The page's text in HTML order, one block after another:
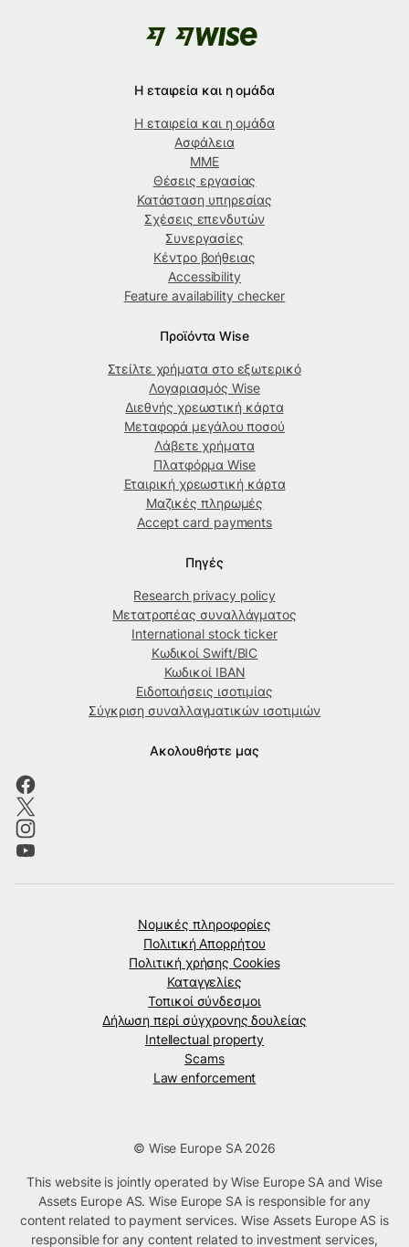
Η εταιρεία και η ομάδα
Η εταιρεία και η ομάδα
Ασφάλεια
ΜΜΕ
Θέσεις εργασίας
Κατάσταση υπηρεσίας
Σχέσεις επενδυτών
Συνεργασίες
Κέντρο βοήθειας
Accessibility
Feature availability checker
Προϊόντα Wise
Στείλτε χρήματα στο εξωτερικό
Λογαριασμός Wise
Διεθνής χρεωστική κάρτα
Μεταφορά μεγάλου ποσού
Λάβετε χρήματα
Πλατφόρμα Wise
Εταιρική χρεωστική κάρτα
Μαζικές πληρωμές
Accept card payments
Πηγές
Research privacy policy
Μετατροπέας συναλλάγματος
International stock ticker
Κωδικοί Swift/BIC
Κωδικοί IBAN
Ειδοποιήσεις ισοτιμίας
Σύγκριση συναλλαγματικών ισοτιμιών
Ακολουθήστε μας
Νομικές πληροφορίες
Πολιτική Απορρήτου
Πολιτική χρήσης Cookies
Καταγγελίες
Τοπικοί σύνδεσμοι
Δήλωση περί σύγχρονης δουλείας
Intellectual property
Scams
Law enforcement
© Wise Europe SA 2026
This website is jointly operated by Wise Europe SA and Wise
Assets Europe AS. Wise Europe SA is responsible for any
content related to payment services. Wise Assets Europe AS is
responsible for any content related to investment services,